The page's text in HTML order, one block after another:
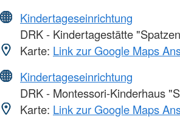
Kindertageseinrichtung
DRK - Kindertagestätte
Karte: Link zur Google Maps
Kindertageseinrichtung
DRK - Montessori-Kinderhaus
Karte: Link zur Google Maps